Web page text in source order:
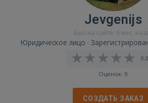
Jevgenijs
Был на сайте: 6 мес.
Юридическое лицо ·
Оценок: 0
СОЗДАТЬ ЗАКАЗ